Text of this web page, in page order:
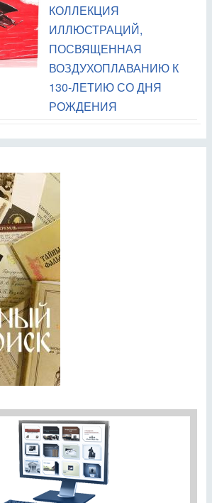
КОЛЛЕКЦИЯ
ИЛЛЮСТРАЦИЙ,
ПОСВЯЩЕННАЯ
ВОЗДУХОПЛАВАНИЮ К
130-ЛЕТИЮ СО ДНЯ
РОЖДЕНИЯ